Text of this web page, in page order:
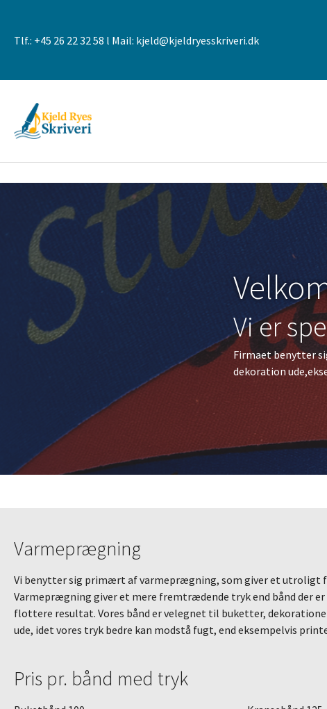
Tlf.: +45 26 22 32 58 l Mail: kjeld@kjeldryesskriveri.dk
Vi er
Firmaet benytter
dekoration
Varmeprægning
Vi benytter sig primært af varmeprægning, som giver et utroligt
Varmeprægning giver et mere fremtrædende tryk end bånd der
flottere resultat. Vores bånd er velegnet til buketter,
ude, idet vores tryk bedre kan modstå fugt, end eksempelvis
Pris pr. bånd med tryk